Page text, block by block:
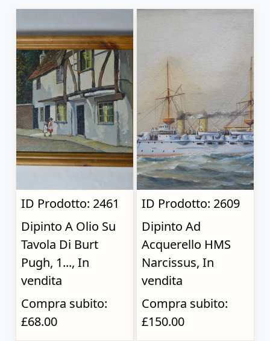
ID Prodotto: 2461
Dipinto A Olio Su
Tavola Di Burt
Pugh, 1..., In
vendita
Compra subito:
£68.00
ID Prodotto: 2609
Dipinto Ad
Acquerello HMS
Narcissus, In
vendita
Compra subito:
£150.00